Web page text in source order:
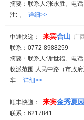
摘要：联系人:张永胜。电
注:-。 详细>>
中通快递： 来宾合山 广
联系：0772-8988259
摘要：联系人:谢世福。电
收派范围:人民中路（市政
车... 详细>>
顺丰快递： 来宾金秀夏
联系：6217841